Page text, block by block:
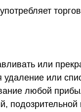
или
или
любой